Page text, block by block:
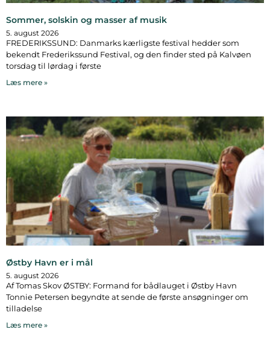
Sommer, solskin og masser af musik
5. august 2026
FREDERIKSSUND: Danmarks kærligste festival hedder som
bekendt Frederikssund Festival, og den finder sted på Kalvøen
torsdag til lørdag i første
Læs mere »
Østby Havn er i mål
5. august 2026
Af Tomas Skov ØSTBY: Formand for bådlauget i Østby Havn
Tonnie Petersen begyndte at sende de første ansøgninger om
tilladelse
Læs mere »